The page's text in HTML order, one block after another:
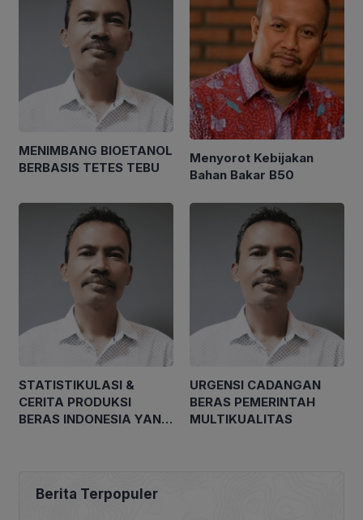
MENIMBANG BIOETANOL
BERBASIS TETES TEBU
Menyorot Kebijakan
Bahan Bakar B50
STATISTIKULASI &
CERITA PRODUKSI
BERAS INDONESIA YANG
URGENSI CADANGAN
BERAS PEMERINTAH
MULTIKUALITAS
Berita Terpopuler